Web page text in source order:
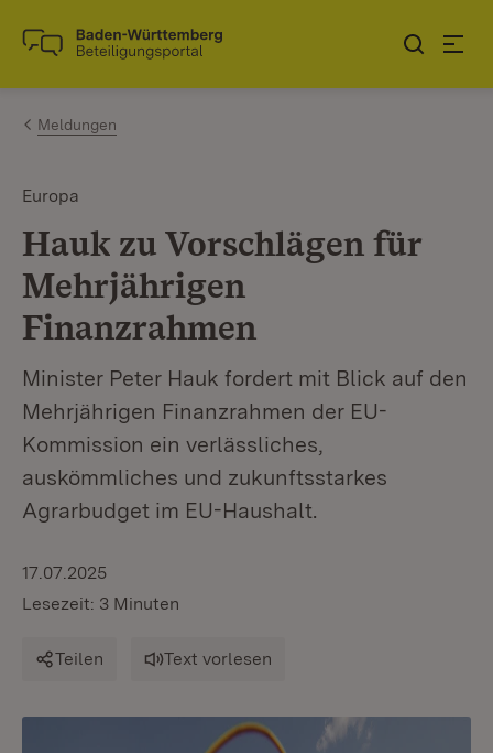
Zum Inhalt springen
Link zur Startseite
Meldungen
Europa
Hauk zu Vorschlägen für
Mehrjährigen
Finanzrahmen
Minister Peter Hauk fordert mit Blick auf den
Mehrjährigen Finanzrahmen der EU-
Kommission ein verlässliches,
auskömmliches und zukunftsstarkes
Agrarbudget im EU-Haushalt.
17.07.2025
Lesezeit: 3 Minuten
Teilen Text vorlesen